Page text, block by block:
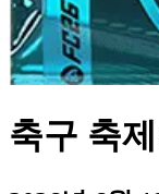
축구 축